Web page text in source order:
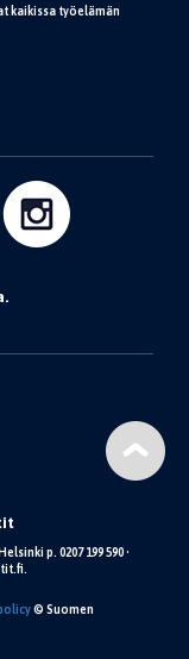
kaikissa työelämän
p. 0207 199 590 •
© Suomen